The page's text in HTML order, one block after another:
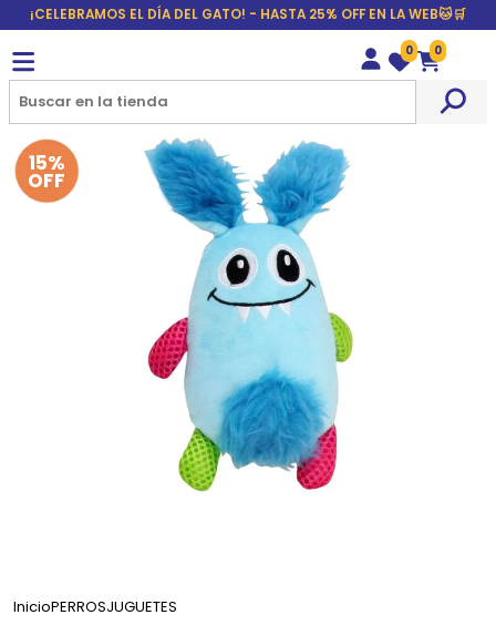
¡CELEBRAMOS EL DÍA DEL GATO! - HASTA 25% OFF EN LA WEB🐱🛒
Wishlist
0
Carrito
0
15%
OFF
InicioPERROSJUGUETES